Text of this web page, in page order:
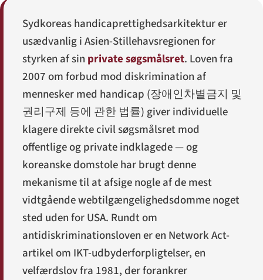
Sydkoreas handicaprettigheds­arkitektur er
usædvanlig i Asien-Stillehavsregionen for
styrken af sin private søgsmålsret. Loven fra
2007 om forbud mod diskrimination af
mennesker med handicap (장애인차별금지 및
권리구제 등에 관한 법률) giver individuelle
klagere direkte civil søgsmålsret mod
offentlige og private indklagede — og
koreanske domstole har brugt denne
mekanisme til at afsige nogle af de mest
vidtgående webtilgængeligheds­domme noget
sted uden for USA. Rundt om
anti­diskriminationsloven er en Network Act-
artikel om IKT-udbyder­forpligtelser, en
velfærdslov fra 1981, der forankrer